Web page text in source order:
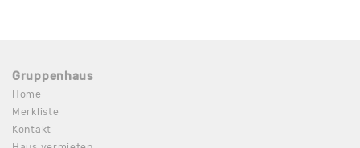
Gruppenhaus
Home
Merkliste
Kontakt